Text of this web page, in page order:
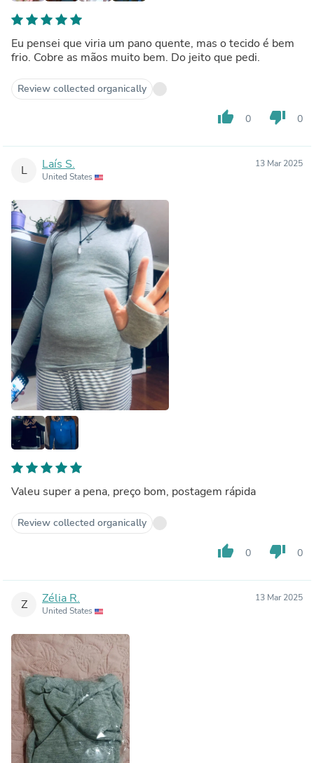
Eu pensei que viria um pano quente, mas o tecido é bem
frio. Cobre as mãos muito bem. Do jeito que pedi.
Review collected organically
thumb_up 0 thumb_down 0
L Laís S.
United States
13 Mar 2025
Valeu super a pena, preço bom, postagem rápida
Review collected organically
thumb_up 0 thumb_down 0
Z Zélia R.
United States
13 Mar 2025